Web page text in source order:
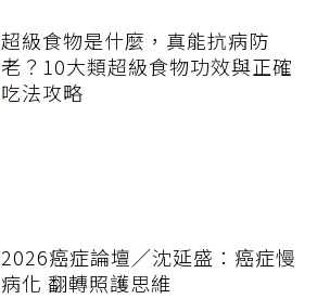
超級食物是什麼，真能抗病防
老？10大類超級食物功效與正確
吃法攻略
2026癌症論壇／沈延盛：癌症慢
病化 翻轉照護思維